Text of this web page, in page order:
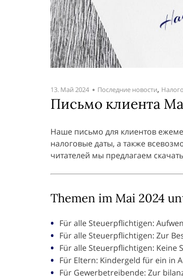
13. Май 2024 Последние новости,
Письмо клиента
Наше письмо для клиентов
налоговые даты, а также
читателей мы предлагаем
Themen im Mai 2024
Für alle Steuerpflichtigen:
Für alle Steuerpflichtigen: Zur
Für alle Steuerpflichtigen: Keine
Für Eltern: Kindergeld für ein in
Für Gewerbetreibende: Zur